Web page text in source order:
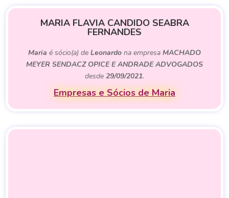
MARIA FLAVIA CANDIDO SEABRA
FERNANDES
Maria é sócio(a) de Leonardo na empresa MACHADO
MEYER SENDACZ OPICE E ANDRADE ADVOGADOS
desde 29/09/2021.
Empresas e Sócios de Maria